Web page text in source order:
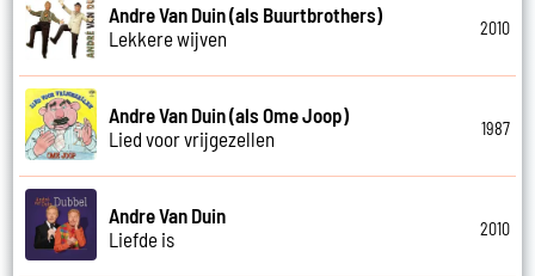
Andre Van Duin (als Buurtbrothers)
Lekkere wijven
2010
Andre Van Duin (als Ome Joop)
Lied voor vrijgezellen
1987
Andre Van Duin
Liefde is
2010